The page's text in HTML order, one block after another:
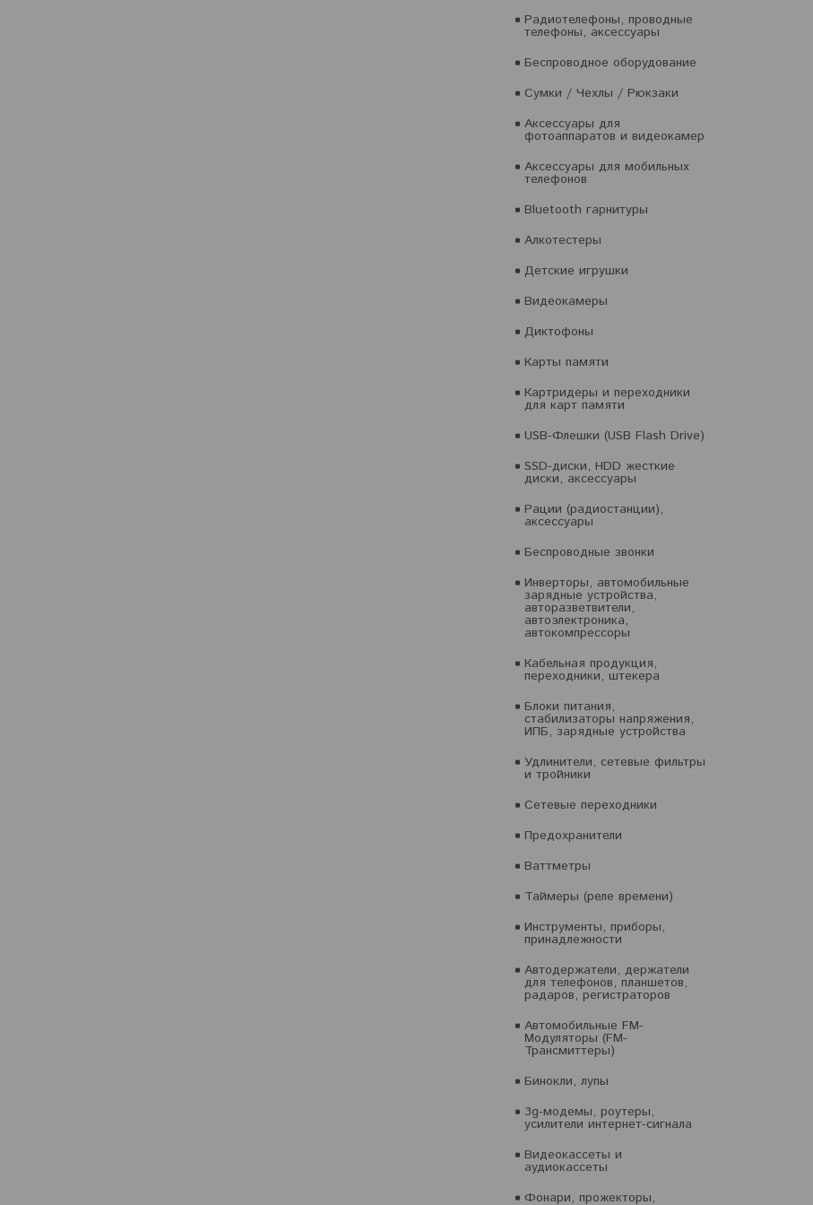
Радиотелефоны, проводные
телефоны, аксессуары
Беспроводное оборудование
Сумки / Чехлы / Рюкзаки
Аксессуары для
фотоаппаратов и видеокамер
Аксессуары для мобильных
телефонов
Bluetooth гарнитуры
Алкотестеры
Детские игрушки
Видеокамеры
Диктофоны
Карты памяти
Картридеры и переходники
для карт памяти
USB-Флешки (USB Flash Drive)
SSD-диски, HDD жесткие
диски, аксессуары
Рации (радиостанции),
аксессуары
Беспроводные звонки
Инверторы, автомобильные
зарядные устройства,
авторазветвители,
автоэлектроника,
автокомпрессоры
Кабельная продукция,
переходники, штекера
Блоки питания,
стабилизаторы напряжения,
ИПБ, зарядные устройства
Удлинители, сетевые фильтры
и тройники
Сетевые переходники
Предохранители
Ваттметры
Таймеры (реле времени)
Инструменты, приборы,
принадлежности
Автодержатели, держатели
для телефонов, планшетов,
радаров, регистраторов
Автомобильные FM-
Модуляторы (FM-
Трансмиттеры)
Бинокли, лупы
3g-модемы, роутеры,
усилители интернет-сигнала
Видеокассеты и
аудиокассеты
Фонари, прожекторы,